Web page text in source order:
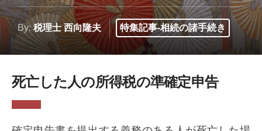
By:税理士 西向隆夫 特集記事‐相続の諸手続き
死亡した人の所得税の準確定申告